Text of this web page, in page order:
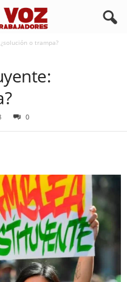
o trampa?
0